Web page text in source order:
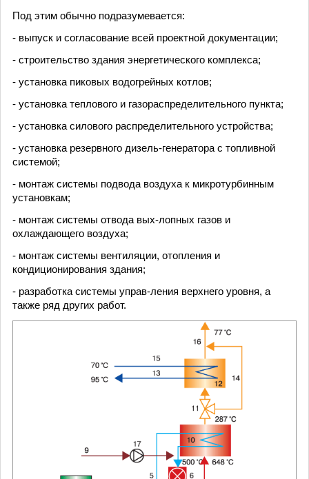
Под этим обычно подразумевается:
- выпуск и согласование всей проектной документации;
- строительство здания энергетического комплекса;
- установка пиковых водогрейных котлов;
- установка теплового и газораспределительного пункта;
- установка силового распределительного устройства;
- установка резервного дизель-генератора с топливной
системой;
- монтаж системы подвода воздуха к микротурбинным
установкам;
- монтаж системы отвода вых-лопных газов и
охлаждающего воздуха;
- монтаж системы вентиляции, отопления и
кондиционирования здания;
- разработка системы управ-ления верхнего уровня, а
также ряд других работ.